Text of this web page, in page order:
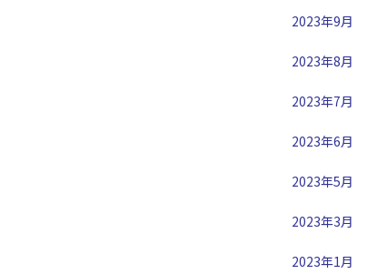
2023年9月
2023年8月
2023年7月
2023年6月
2023年5月
2023年3月
2023年1月